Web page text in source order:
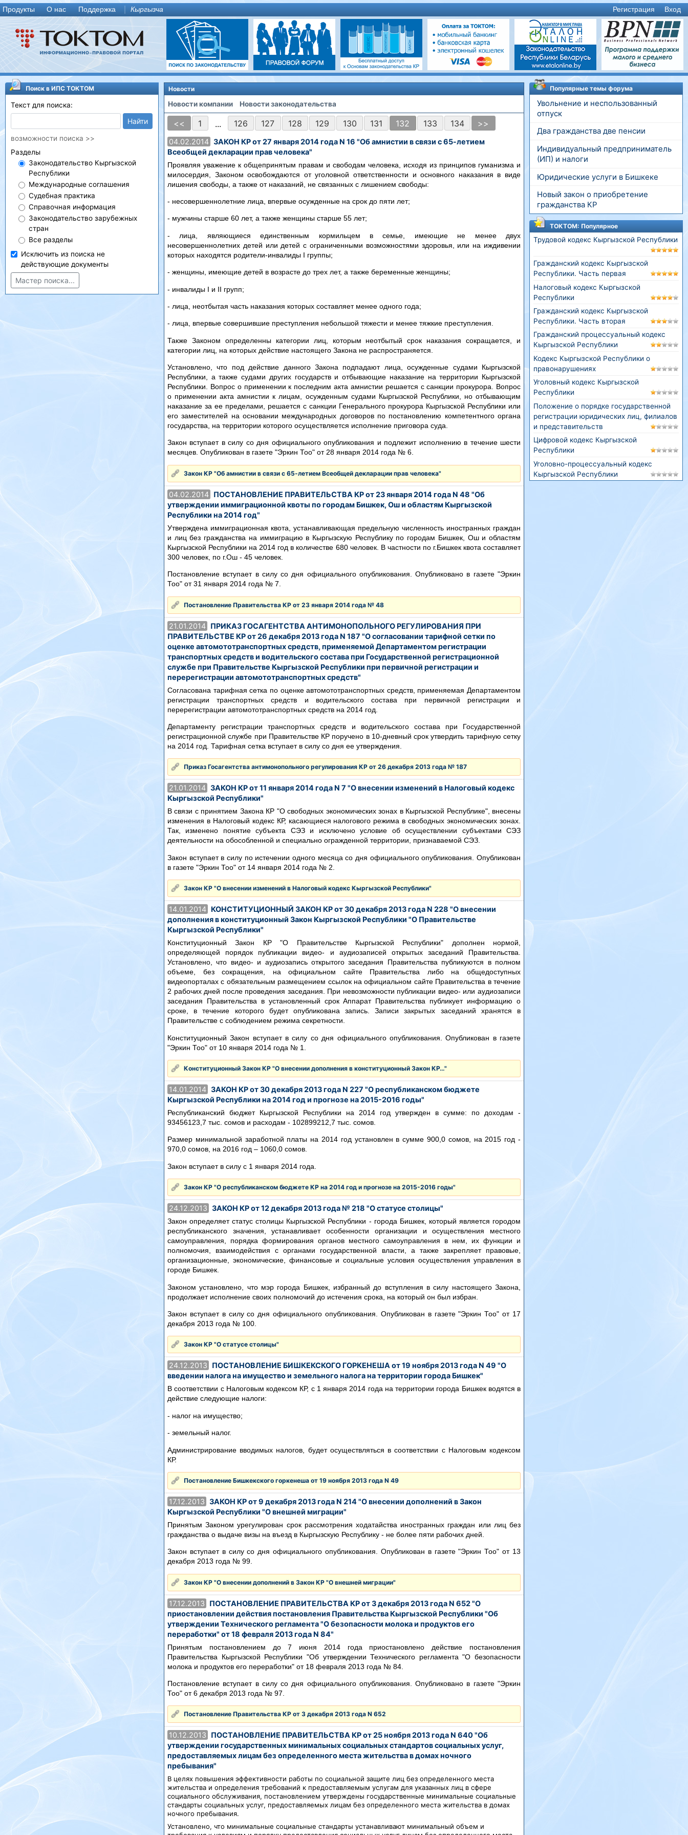
Продукты О нас Поддержка Кыргызча Вход
Регистрация
Поиск в ИПС ТОКТОМ
Текст для поиска:
Найти
возможности поиска >>
Разделы
Законодательство Кыргызской
Республики
Международные соглашения
Судебная практика
Справочная информация
Законодательство зарубежных
стран
Все разделы
Исключить из поиска не
действующие документы
Мастер поиска...
Популярные темы форума
Увольнение и неспользованный
отпуск
Два гражданства две пенсии
Индивидуальный предприниматель
(ИП) и налоги
Юридические услуги в Бишкеке
Новый закон о приобретение
гражданства КР
ТОКТОМ: Популярное
Трудовой кодекс Кыргызской Республики
Гражданский кодекс Кыргызской
Республики. Часть первая
Налоговый кодекс Кыргызской
Республики
Гражданский кодекс Кыргызской
Республики. Часть вторая
Гражданский процессуальный кодекс
Кыргызской Республики
Кодекс Кыргызской Республики о
правонарушениях
Уголовный кодекс Кыргызской
Республики
Положение о порядке государственной
регистрации юридических лиц, филиалов
и представительств
Цифровой кодекс Кыргызской
Республики
Уголовно-процессуальный кодекс
Кыргызской Республики
Новости
Новости компании Новости законодательства
<< 1 ... 126 127 128 129 130 131 132 133 134 >>
04.02.2014 ЗАКОН КР от 27 января 2014 года N 16 "Об амнистии в связи с 65-летием
Всеобщей декларации прав человека"
Проявляя уважение к общепринятым правам и свободам человека, исходя из принципов гуманизма и
милосердия, Законом освобождаются от уголовной ответственности и основного наказания в виде
лишения свободы, а также от наказаний, не связанных с лишением свободы:
- несовершеннолетние лица, впервые осужденные на срок до пяти лет;
- мужчины старше 60 лет, а также женщины старше 55 лет;
- лица, являющиеся единственным кормильцем в семье, имеющие не менее двух
несовершеннолетних детей или детей с ограниченными возможностями здоровья, или на иждивении
которых находятся родители-инвалиды I группы;
- женщины, имеющие детей в возрасте до трех лет, а также беременные женщины;
- инвалиды I и II групп;
- лица, неотбытая часть наказания которых составляет менее одного года;
- лица, впервые совершившие преступления небольшой тяжести и менее тяжкие преступления.
Также Законом определенны категории лиц, которым неотбытый срок наказания сокращается, и
категории лиц, на которых действие настоящего Закона не распространяется.
Установлено, что под действие данного Закона подпадают лица, осужденные судами Кыргызской
Республики, а также судами других государств и отбывающие наказание на территории Кыргызской
Республики. Вопрос о применении к последним акта амнистии решается с санкции прокурора. Вопрос
о применении акта амнистии к лицам, осужденным судами Кыргызской Республики, но отбывающим
наказание за ее пределами, решается с санкции Генерального прокурора Кыргызской Республики или
его заместителей на основании международных договоров по постановлению компетентного органа
государства, на территории которого осуществляется исполнение приговора суда.
Закон вступает в силу со дня официального опубликования и подлежит исполнению в течение шести
месяцев. Опубликован в газете "Эркин Тоо" от 28 января 2014 года № 6.
Закон КР "Об амнистии в связи с 65-летием Всеобщей декларации прав человека"
04.02.2014 ПОСТАНОВЛЕНИЕ ПРАВИТЕЛЬСТВА КР от 23 января 2014 года N 48 "Об
утверждении иммиграционной квоты по городам Бишкек, Ош и областям Кыргызской
Республики на 2014 год"
Утверждена иммиграционная квота, устанавливающая предельную численность иностранных граждан
и лиц без гражданства на иммиграцию в Кыргызскую Республику по городам Бишкек, Ош и областям
Кыргызской Республики на 2014 год в количестве 680 человек. В частности по г.Бишкек квота составляет
300 человек, по г.Ош - 45 человек.
Постановление вступает в силу со дня официального опубликования. Опубликовано в газете "Эркин
Тоо" от 31 января 2014 года № 7.
Постановление Правительства КР от 23 января 2014 года № 48
21.01.2014 ПРИКАЗ ГОСАГЕНТСТВА АНТИМОНОПОЛЬНОГО РЕГУЛИРОВАНИЯ ПРИ
ПРАВИТЕЛЬСТВЕ КР от 26 декабря 2013 года N 187 "О согласовании тарифной сетки по
оценке автомототранспортных средств, применяемой Департаментом регистрации
транспортных средств и водительского состава при Государственной регистрационной
службе при Правительстве Кыргызской Республики при первичной регистрации и
перерегистрации автомототранспортных средств"
Согласована тарифная сетка по оценке автомототранспортных средств, применяемая Департаментом
регистрации транспортных средств и водительского состава при первичной регистрации и
перерегистрации автомототранспортных средств на 2014 год.
Департаменту регистрации транспортных средств и водительского состава при Государственной
регистрационной службе при Правительстве КР поручено в 10-дневный срок утвердить тарифную сетку
на 2014 год. Тарифная сетка вступает в силу со дня ее утверждения.
Приказ Госагентства антимонопольного регулирования КР от 26 декабря 2013 года № 187
21.01.2014 ЗАКОН КР от 11 января 2014 года N 7 "О внесении изменений в Налоговый кодекс
Кыргызской Республики"
В связи с принятием Закона КР "О свободных экономических зонах в Кыргызской Республике", внесены
изменения в Налоговый кодекс КР, касающиеся налогового режима в свободных экономических зонах.
Так, изменено понятие субъекта СЭЗ и исключено условие об осуществлении субъектами СЭЗ
деятельности на обособленной и специально огражденной территории, признаваемой СЭЗ.
Закон вступает в силу по истечении одного месяца со дня официального опубликования. Опубликован
в газете "Эркин Тоо" от 14 января 2014 года № 2.
Закон КР "О внесении изменений в Налоговый кодекс Кыргызской Республики"
14.01.2014 КОНСТИТУЦИОННЫЙ ЗАКОН КР от 30 декабря 2013 года N 228 "О внесении
дополнения в конституционный Закон Кыргызской Республики "О Правительстве
Кыргызской Республики"
Конституционный Закон КР "О Правительстве Кыргызской Республики" дополнен нормой,
определяющей порядок публикации видео- и аудиозаписей открытых заседаний Правительства.
Установлено, что видео- и аудиозапись открытого заседания Правительства публикуются в полном
объеме, без сокращения, на официальном сайте Правительства либо на общедоступных
видеопорталах с обязательным размещением ссылок на официальном сайте Правительства в течение
2 рабочих дней после проведения заседания. При невозможности публикации видео- или аудиозаписи
заседания Правительства в установленный срок Аппарат Правительства публикует информацию о
сроке, в течение которого будет опубликована запись. Записи закрытых заседаний хранятся в
Правительстве с соблюдением режима секретности.
Конституционный Закон вступает в силу со дня официального опубликования. Опубликован в газете
"Эркин Тоо" от 10 января 2014 года № 1.
Конституционный Закон КР "О внесении дополнения в конституционный Закон КР…"
14.01.2014 ЗАКОН КР от 30 декабря 2013 года N 227 "О республиканском бюджете
Кыргызской Республики на 2014 год и прогнозе на 2015-2016 годы"
Республиканский бюджет Кыргызской Республики на 2014 год утвержден в сумме: по доходам -
93456123,7 тыс. сомов и расходам - 102899212,7 тыс. сомов.
Размер минимальной заработной платы на 2014 год установлен в сумме 900,0 сомов, на 2015 год -
970,0 сомов, на 2016 год – 1060,0 сомов.
Закон вступает в силу с 1 января 2014 года.
Закон КР "О республиканском бюджете КР на 2014 год и прогнозе на 2015-2016 годы"
24.12.2013 ЗАКОН КР от 12 декабря 2013 года № 218 "О статусе столицы"
Закон определяет статус столицы Кыргызской Республики - города Бишкек, который является городом
республиканского значения, устанавливает особенности организации и осуществления местного
самоуправления, порядка формирования органов местного самоуправления в нем, их функции и
полномочия, взаимодействия с органами государственной власти, а также закрепляет правовые,
организационные, экономические, финансовые и социальные условия осуществления управления в
городе Бишкек.
Законом установлено, что мэр города Бишкек, избранный до вступления в силу настоящего Закона,
продолжает исполнение своих полномочий до истечения срока, на который он был избран.
Закон вступает в силу со дня официального опубликования. Опубликован в газете "Эркин Тоо" от 17
декабря 2013 года № 100.
Закон КР "О статусе столицы"
24.12.2013
ПОСТАНОВЛЕНИЕ БИШКЕКСКОГО ГОРКЕНЕША от 19 ноября 2013 года N 49 "О
введении налога на имущество и земельного налога на территории города Бишкек"
В соответствии с Налоговым кодексом КР, с 1 января 2014 года на территории города Бишкек водятся в
действие следующие налоги:
- налог на имущество;
- земельный налог.
Администрирование вводимых налогов, будет осуществляться в соответствии с Налоговым кодексом
КР.
Постановление Бишкекского горкенеша от 19 ноября 2013 года N 49
17.12.2013 ЗАКОН КР от 9 декабря 2013 года N 214 "О внесении дополнений в Закон
Кыргызской Республики "О внешней миграции"
Принятым Законом урегулирован срок рассмотрения ходатайства иностранных граждан или лиц без
гражданства о выдаче визы на въезд в Кыргызскую Республику - не более пяти рабочих дней.
Закон вступает в силу со дня официального опубликования. Опубликован в газете "Эркин Тоо" от 13
декабря 2013 года № 99.
Закон КР "О внесении дополнений в Закон КР "О внешней миграции"
17.12.2013
ПОСТАНОВЛЕНИЕ ПРАВИТЕЛЬСТВА КР от 3 декабря 2013 года N 652 "О
приостановлении действия постановления Правительства Кыргызской Республики "Об
утверждении Технического регламента "О безопасности молока и продуктов его
переработки" от 18 февраля 2013 года N 84"
Принятым постановлением до 7 июня 2014 года приостановлено действие постановления
Правительства Кыргызской Республики "Об утверждении Технического регламента "О безопасности
молока и продуктов его переработки" от 18 февраля 2013 года № 84.
Постановление вступает в силу со дня официального опубликования. Опубликовано в газете "Эркин
Тоо" от 6 декабря 2013 года № 97.
Постановление Правительства КР от 3 декабря 2013 года N 652
10.12.2013
ПОСТАНОВЛЕНИЕ ПРАВИТЕЛЬСТВА КР от 25 ноября 2013 года N 640 "Об
утверждении государственных минимальных социальных стандартов социальных услуг,
предоставляемых лицам без определенного места жительства в домах ночного
пребывания"
В целях повышения эффективности работы по социальной защите лиц без определенного места
жительства и определения требований к предоставляемым услугам для указанных лиц в сфере
социального обслуживания, постановлением утверждены государственные минимальные социальные
стандарты социальных услуг, предоставляемых лицам без определенного места жительства в домах
ночного пребывания.
Установлено, что минимальные социальные стандарты устанавливают минимальный объем и